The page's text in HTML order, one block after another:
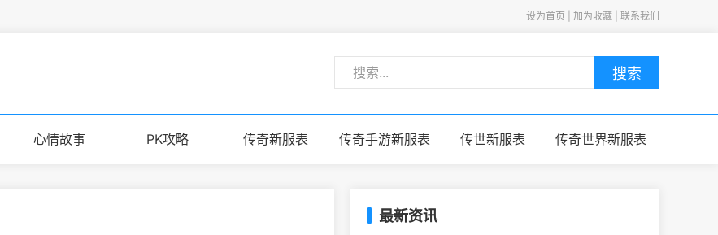
设为首页 | 加为收藏 | 联系我们
搜索
心情故事 PK攻略 传奇新服表 传奇手游新服表 传世新服表 传奇世界新服表
最新资讯